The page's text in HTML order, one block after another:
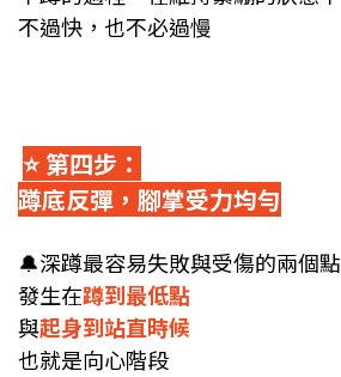
不過快，也不必過慢
⭐️ 第四步：
蹲底反彈，腳掌受力均勻
🔔深蹲最容易失敗與受傷的兩個點
發生在蹲到最低點
與起身到站直時候
也就是向心階段